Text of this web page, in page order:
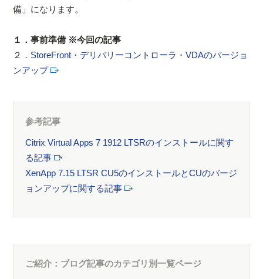
備」になります。
１．事前準備 ※今回の記事
２． StoreFront・デリバリーコントローラ・VDAのバージョ
ンアップ
参考記事
Citrix Virtual Apps 7 1912 LTSRのインストールに関す
る記事
XenApp 7.15 LTSR CU5のインストールとCUのバージ
ョンアップに関する記事
ご紹介：ブログ記事のカテゴリ別一覧ページ